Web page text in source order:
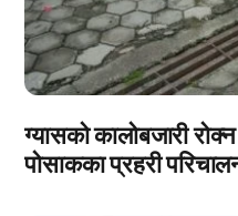
ग्यासको कालोबजारी
पोसाकका प्रहरी